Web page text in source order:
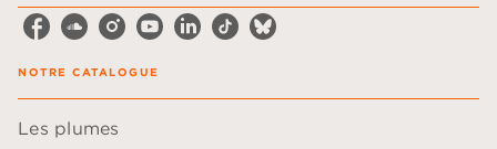
NOTRE CATALOGUE
Les plumes